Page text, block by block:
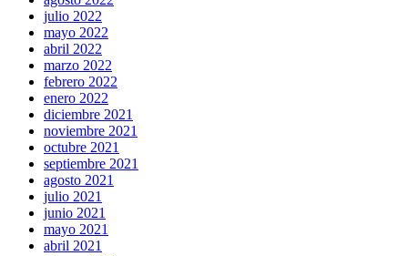
julio 2022
mayo 2022
abril 2022
marzo 2022
febrero 2022
enero 2022
diciembre 2021
noviembre 2021
octubre 2021
septiembre 2021
agosto 2021
julio 2021
junio 2021
mayo 2021
abril 2021